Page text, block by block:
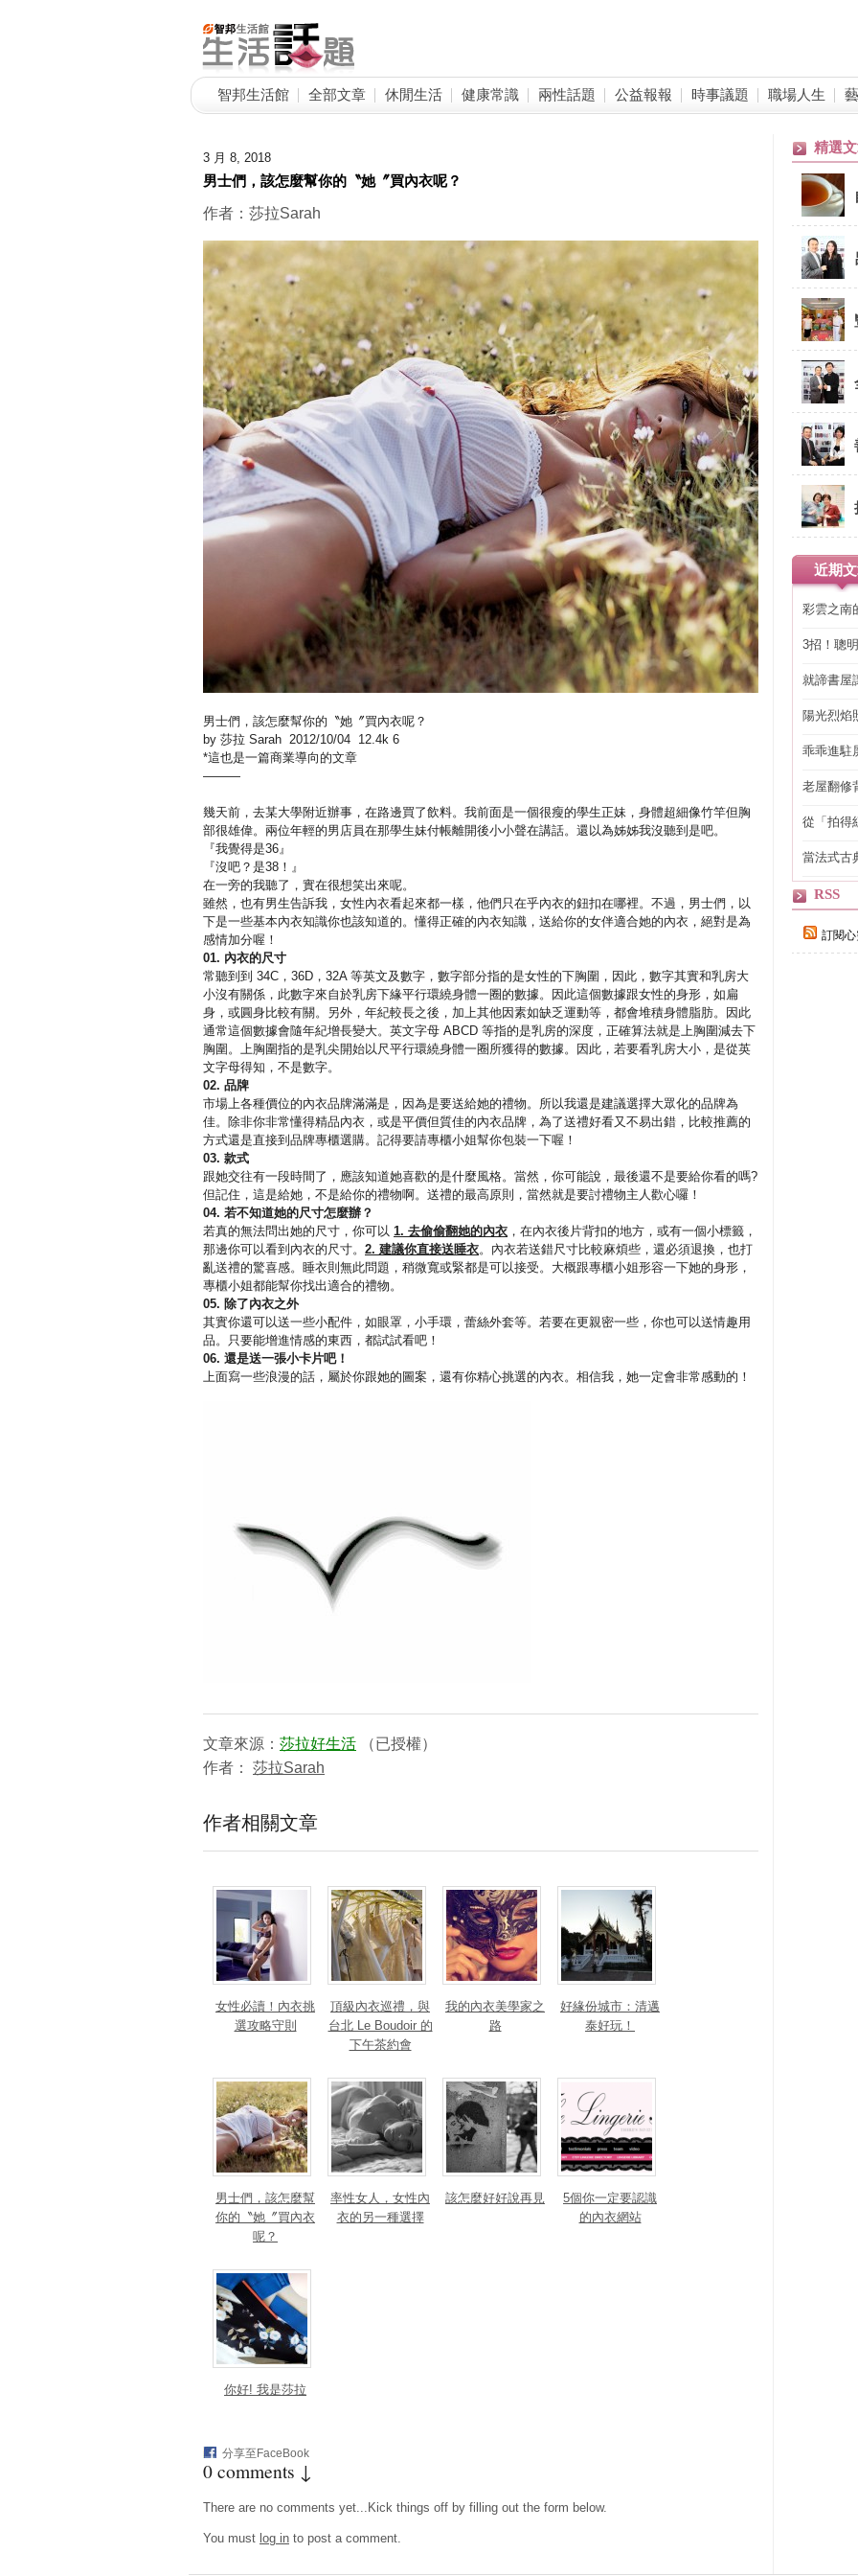
智邦生活館 全部文章 休閒生活 健康常識 兩性話題 公益報報 時事議題 職場人生
3 月 8, 2018
男士們，該怎麼幫你的〝她〞買內衣呢？
作者：莎拉Sarah
男士們，該怎麼幫你的〝她〞買內衣呢？
by 莎拉 Sarah 2012/10/04 12.4k 6
*這也是一篇商業導向的文章
———
幾天前，去某大學附近辦事，在路邊買了飲料。 我前面是一個很瘦的學生正妹，身體超細像竹竿但胸
部很雄偉。兩位年輕的男店員在那學生妹付帳離開後小小聲在講話。還以為姊姊我沒聽到是吧。
『我覺得是36』
『沒吧？是38！』
在一旁的我聽了，實在很想笑出來呢。
雖然，也有男生告訴我，女性內衣看起來都一樣，他們只在乎內衣的鈕扣在哪裡。不過，男士們，以
下是一些基本內衣知識你也該知道的。懂得正確的內衣知識，送給你的女伴適合她的內衣，絕對是為
感情加分喔！
01. 內衣的尺寸
常聽到到 34C，36D，32A 等英文及數字，數字部分指的是女性的下胸圍，因此，數字其實和乳房大
小沒有關係，此數字來自於乳房下緣平行環繞身體一圈的數據。因此這個數據跟女性的身形，如扁
身，或圓身比較有關。另外，年紀較長之後，加上其他因素如缺乏運動等，都會堆積身體脂肪。因此
通常這個數據會隨年紀增長變大。英文字母 ABCD 等指的是乳房的深度，正確算法就是上胸圍減去下
胸圍。上胸圍指的是乳尖開始以尺平行環繞身體一圈所獲得的數據。因此，若要看乳房大小，是從英
文字母得知，不是數字。
02. 品牌
市場上各種價位的內衣品牌滿滿是，因為是要送給她的禮物。所以我還是建議選擇大眾化的品牌為
佳。除非你非常懂得精品內衣，或是平價但質佳的內衣品牌，為了送禮好看又不易出錯，比較推薦的
方式還是直接到品牌專櫃選購。記得要請專櫃小姐幫你包裝一下喔！
03. 款式
跟她交往有一段時間了，應該知道她喜歡的是什麼風格。當然，你可能說，最後還不是要給你看的嗎?
但記住，這是給她，不是給你的禮物啊。送禮的最高原則，當然就是要討禮物主人歡心囉！
04. 若不知道她的尺寸怎麼辦？
若真的無法問出她的尺寸，你可以 1. 去偷偷翻她的內衣 ，在內衣後片背扣的地方，或有一個小標籤，
那邊你可以看到內衣的尺寸。 2. 建議你直接送睡衣。內衣若送錯尺寸比較麻煩些，還必須退換，也打
亂送禮的驚喜感。睡衣則無此問題，稍微寬或緊都是可以接受。大概跟專櫃小姐形容一下她的身形，
專櫃小姐都能幫你找出適合的禮物。
05. 除了內衣之外
其實你還可以送一些小配件，如眼罩，小手環，蕾絲外套等。若要在更親密一些，你也可以送情趣用
品。只要能增進情感的東西，都試試看吧！
06. 還是送一張小卡片吧！
上面寫一些浪漫的話，屬於你跟她的圖案，還有你精心挑選的內衣。相信我，她一定會非常感動的！
文章來源： 莎拉好生活 （已授權）
作者： 莎拉Sarah
作者相關文章
女性必讀！內衣挑
選攻略守則
頂級內衣巡禮，與
台北 Le Boudoir 的
下午茶約會
我的內衣美學家之
路
好緣份城市：清邁
泰好玩！
男士們，該怎麼幫
你的〝她〞買內衣
呢？
率性女人，女性內
衣的另一種選擇
該怎麼好好說再見
5個你一定要認識
的內衣網站
你好! 我是莎拉
分享至FaceBook
0 comments ↓
There are no comments yet...Kick things off by filling out the form below.
You must log in to post a comment.
精選
近期
彩雲之南
3招！聰
就諦書屋
陽光烈焰
乖乖進駐
老屋翻修
從「拍得
當法式古
RSS
訂閱